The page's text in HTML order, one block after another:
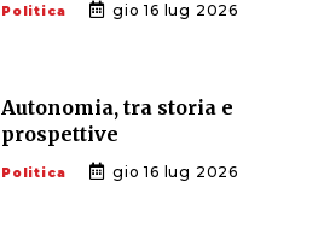
Politica gio 16 lug 2026
Autonomia, tra storia e
prospettive
Politica gio 16 lug 2026